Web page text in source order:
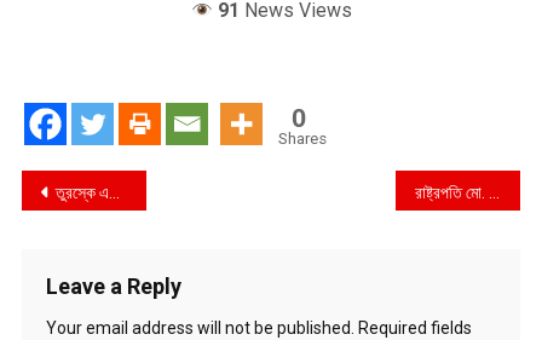
91 News Views
0
Shares
Post
তুরস্কে এক পরিবারের ৪ জনের মৃতদেহ উদ্ধার রাষ্ট্রপতি মো. আবদুল হামিদের সঙ্গে প্রধানমন্ত্রী শেখ হাসিনা ও দেশের ২২তম রাষ্ট্রপতি হিসেবে নির্বাচিত মো. সাহাবুদ্দিন সৌজন্য সাক্ষাৎ
Leave a Reply
Your email address will not be published. Required fields